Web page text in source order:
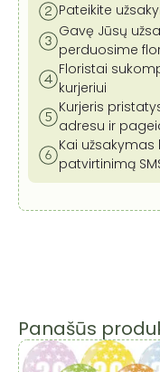
Pateikite
Gavę Jūsų
perduosime
Floristai
kurjeriui
Kurjeris
adresu ir
Kai užsakymas
patvirtinimą
Panašūs